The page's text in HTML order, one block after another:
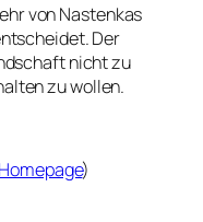
von Nastenkas
Der
nicht zu
zu wollen.
Homepage)